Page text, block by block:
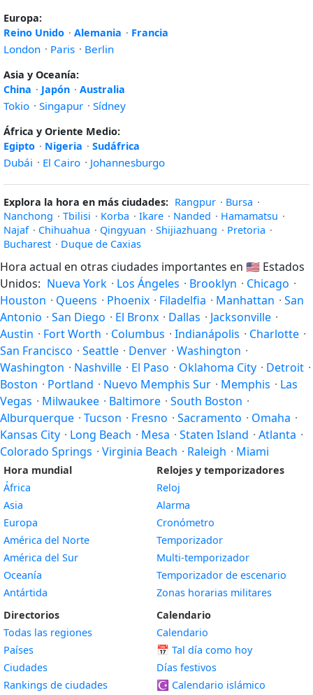
Europa:
Reino Unido · Alemania · Francia
London · Paris · Berlin
Asia y Oceanía:
China · Japón · Australia
Tokio · Singapur · Sídney
África y Oriente Medio:
Egipto · Nigeria · Sudáfrica
Dubái · El Cairo · Johannesburgo
Explora la hora en más ciudades: Rangpur · Bursa ·
Nanchong · Tbilisi · Korba · Ikare · Nanded · Hamamatsu ·
Najaf · Chihuahua · Qingyuan · Shijiazhuang · Pretoria ·
Bucharest · Duque de Caxias
Hora actual en otras ciudades importantes en 🇺🇸 Estados
Unidos: Nueva York · Los Ángeles · Brooklyn · Chicago ·
Houston · Queens · Phoenix · Filadelfia · Manhattan · San
Antonio · San Diego · El Bronx · Dallas · Jacksonville ·
Austin · Fort Worth · Columbus · Indianápolis · Charlotte ·
San Francisco · Seattle · Denver · Washington ·
Washington · Nashville · El Paso · Oklahoma City · Detroit ·
Boston · Portland · Nuevo Memphis Sur · Memphis · Las
Vegas · Milwaukee · Baltimore · South Boston ·
Alburquerque · Tucson · Fresno · Sacramento · Omaha ·
Kansas City · Long Beach · Mesa · Staten Island · Atlanta ·
Colorado Springs · Virginia Beach · Raleigh · Miami
Hora mundial
África
Asia
Europa
América del Norte
América del Sur
Oceanía
Antártida
Directorios
Todas las regiones
Países
Ciudades
Rankings de ciudades
Relojes y temporizadores
Reloj
Alarma
Cronómetro
Temporizador
Multi-temporizador
Temporizador de escenario
Zonas horarias militares
Calendario
Calendario
📅 Tal día como hoy
Días festivos
☪️ Calendario islámico